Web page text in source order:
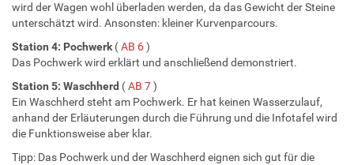
wird der Wagen wohl überladen werden, da das Gewicht der Steine
unterschätzt wird. Ansonsten: kleiner Kurvenparcours.
Station 4: Pochwerk(AB 6)
Das Pochwerk wird erklärt und anschließend demonstriert.
Station 5: Waschherd (AB 7)
Ein Waschherd steht am Pochwerk. Er hat keinen Wasserzulauf,
anhand der Erläuterungen durch die Führung und die Infotafel wird
die Funktionsweise aber klar.
Tipp: Das Pochwerk und der Waschherd eignen sich gut für die